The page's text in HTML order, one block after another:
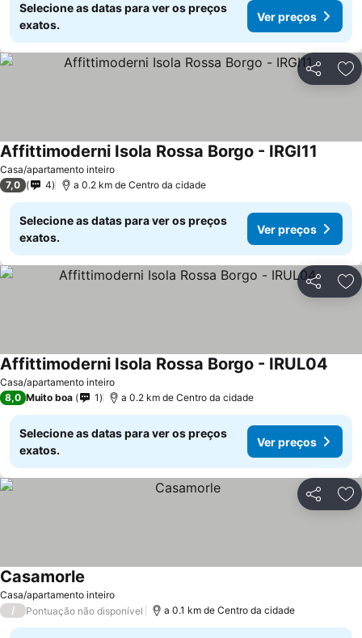
Selecione as datas para ver os preços
exatos.
Ver preços
Partilhar
Casa/apartamento inteiro
Affittimoderni Isola Rossa Borgo - IRGI11
7,0 4 a 0.2 km de Centro da cidade
Selecione as datas para ver os preços
exatos.
Ver preços
Partilhar
Casa/apartamento inteiro
Affittimoderni Isola Rossa Borgo - IRUL04
8,0 Muito boa 1 a 0.2 km de Centro da cidade
Selecione as datas para ver os preços
exatos.
Ver preços
Partilhar
Casa/apartamento inteiro
Casamorle
/ Pontuação não disponível a 0.1 km de Centro da cidade